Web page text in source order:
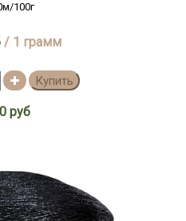
100г
/ 1 грамм
Купить
руб